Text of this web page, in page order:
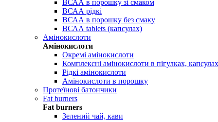
ВСАА в порошку зі смаком
ВСАА рідкі
ВСАА в порошку без смаку
ВСАА tablets (капсулах)
Амінокислоти
Амінокислоти
Окремі амінокислоти
Комплексні амінокислоти в пігулках, капсулах
Рідкі амінокислоти
Амінокислоти в порошку
Протеїнові батончики
Fat burners
Fat burners
Зелений чай, кави